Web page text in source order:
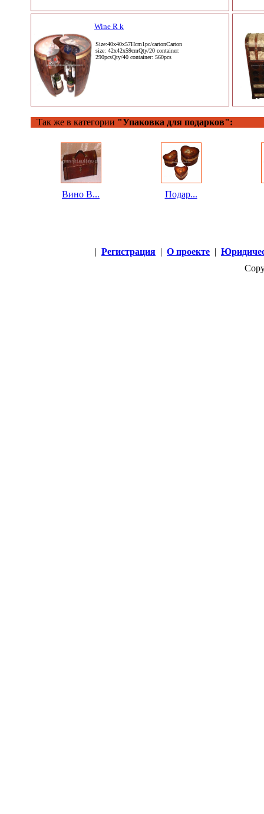
Wine R k
Size:40x40x57Hcm1pc/cartonCarton
size: 42x42x59cmQty/20 container:
290pcsQty/40 container: 560pcs
Так же в категории "Упаковка для подарков":
Вино B... Подар...
| Регистрация | О проекте |